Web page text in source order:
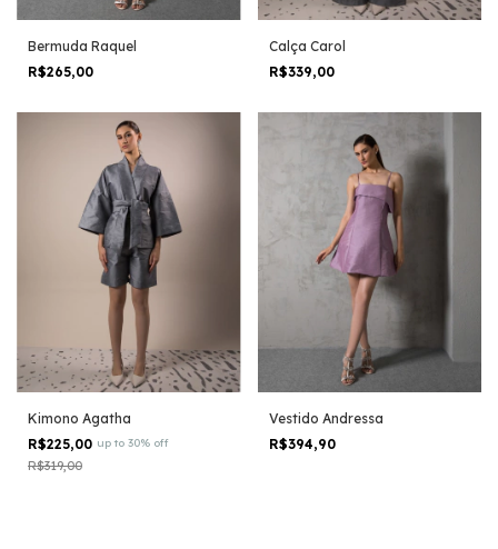
Bermuda Raquel
R$265,00
Calça Carol
R$339,00
Kimono Agatha
R$225,00 up to 30% off
R$319,00
Vestido Andressa
R$394,90